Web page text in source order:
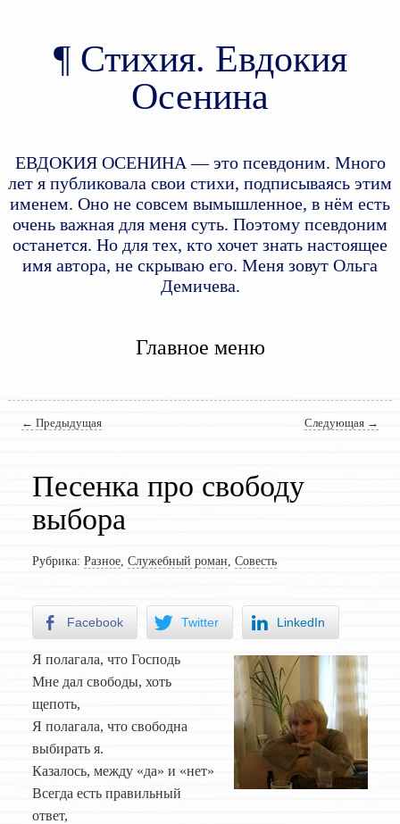
Стихия. Евдокия
Осенина
ЕВДОКИЯ ОСЕНИНА — это псевдоним. Много
лет я публиковала свои стихи, подписываясь этим
именем. Оно не совсем вымышленное, в нём есть
очень важная для меня суть. Поэтому псевдоним
останется. Но для тех, кто хочет знать настоящее
имя автора, не скрываю его. Меня зовут Ольга
Демичева.
Главное меню
Навигация по записям
← Предыдущая Следующая →
Песенка про свободу
выбора
Рубрика: Разное, Служебный роман Совесть
Facebook Twitter LinkedIn
Я полагала, что Господь
Мне дал свободы, хоть
щепоть,
Я полагала, что свободна
выбирать я.
Казалось, между «да» и «нет»
Всегда есть правильный
ответ,